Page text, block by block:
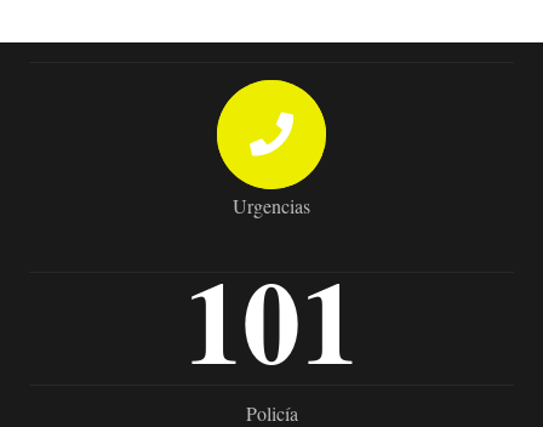
Urgencias
101
Policía